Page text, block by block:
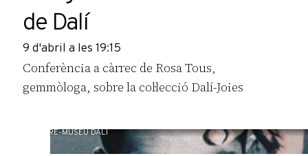
de Dalí
9 d'abril a les 19:15
Conferència a càrrec de Rosa Tous,
gemmòloga, sobre la col·lecció Dalí-Joies
TEATRE-MUSEU DALÍ